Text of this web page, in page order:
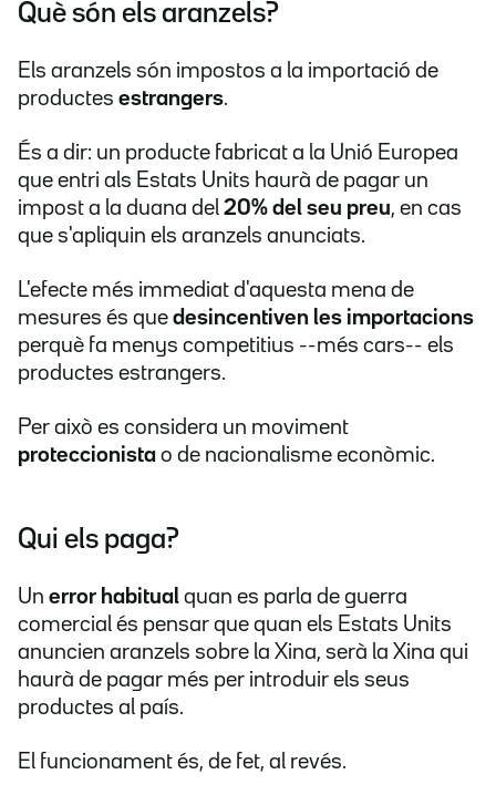
Què són els aranzels?
Els aranzels són impostos a la importació de
productes estrangers.
És a dir: un producte fabricat a la Unió Europea
que entri als Estats Units haurà de pagar un
impost a la duana del 20% del seu preu, en cas
que s'apliquin els aranzels anunciats.
L'efecte més immediat d'aquesta mena de
mesures és que desincentiven les importacions
perquè fa menys competitius --més cars-- els
productes estrangers.
Per això es considera un moviment
proteccionista o de nacionalisme econòmic.
Qui els paga?
Un error habitual quan es parla de guerra
comercial és pensar que quan els Estats Units
anuncien aranzels sobre la Xina, serà la Xina qui
haurà de pagar més per introduir els seus
productes al país.
El funcionament és, de fet, al revés.